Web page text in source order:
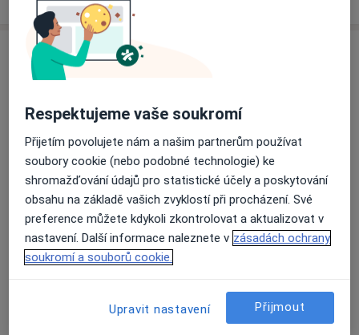
Adresa
Zahradní 580, Bystřice nad Pernštejnem
Přiblížit mapuse otevře v nové záložce
Dostupnost
Na této adrese online kalendář není aktivní
Co mám v takové situaci udělat?
Na teto adrese lékař přijímá pacienty na pojišťovnu
Respektujeme vaše soukromí
Přijetím povolujete nám a našim partnerům používat
soubory cookie (nebo podobné technologie) ke
shromažďování údajů pro statistické účely a poskytování
obsahu na základě vašich zvyklostí při procházení. Své
preference můžete kdykoli zkontrolovat a aktualizovat v
nastavení. Další informace naleznete v zásadách ochrany
soukromí a souborů cookie.
Upravit nastavení Přijmout